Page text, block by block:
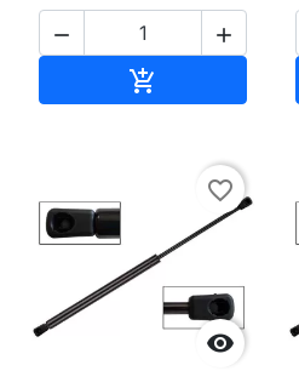
 


favorite_border